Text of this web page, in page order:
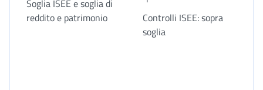
Soglia ISEE e soglia di
reddito e patrimonio
Controlli ISEE: sopra
soglia